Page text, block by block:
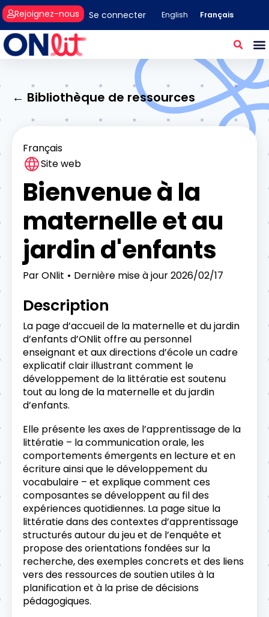
Se connecter
Rejoignez-nous English Français
← Bibliothèque de ressources
Français
Site web
Bienvenue à la
maternelle et au
jardin d'enfants
ParONlit Dernière mise à jour2026/02/17
Description
La page d’accueil de la maternelle et du jardin
d’enfants d’ONlit offre au personnel
enseignant et aux directions d’école un cadre
explicatif clair illustrant comment le
développement de la littératie est soutenu
tout au long de la maternelle et du jardin
d’enfants.
Elle présente les axes de l’apprentissage de la
littératie – la communication orale, les
comportements émergents en lecture et en
écriture ainsi que le développement du
vocabulaire – et explique comment ces
composantes se développent au fil des
expériences quotidiennes. La page situe la
littératie dans des contextes d’apprentissage
structurés autour du jeu et de l’enquête et
propose des orientations fondées sur la
recherche, des exemples concrets et des liens
vers des ressources de soutien utiles à la
planification et à la prise de décisions
pédagogiques.